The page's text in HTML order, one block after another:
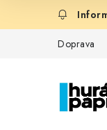
Doprava